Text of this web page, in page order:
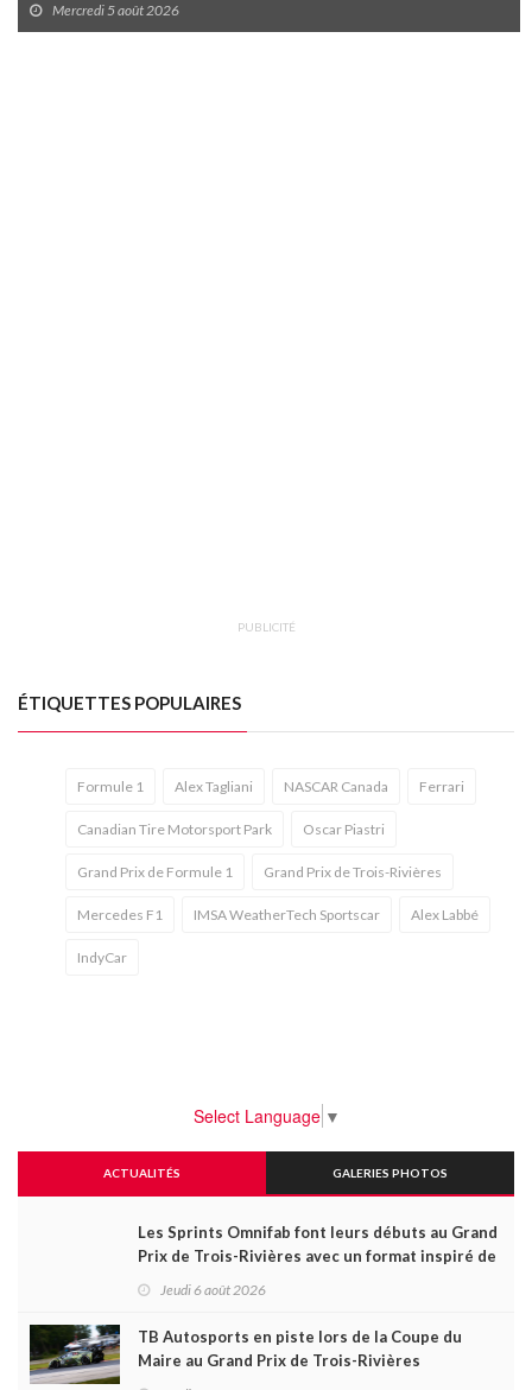
Mercredi 5 août 2026
PUBLICITÉ
ÉTIQUETTES POPULAIRES
Formule 1 Alex Tagliani NASCAR Canada Ferrari
Canadian Tire Motorsport Park Oscar Piastri
Grand Prix de Formule 1 Grand Prix de Trois-Rivières
Mercedes F1 IMSA WeatherTech Sportscar Alex Labbé
IndyCar
Select Language ▼
ACTUALITÉS GALERIES PHOTOS
Les Sprints Omnifab font leurs débuts au Grand
Prix de Trois-Rivières avec un format inspiré de
Jeudi 6 août 2026
TB Autosports en piste lors de la Coupe du
Maire au Grand Prix de Trois-Rivières